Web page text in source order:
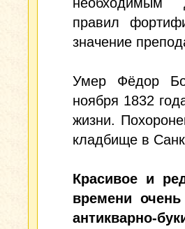
правил
значение
Умер Фёдор
ноября 1832
жизни.
кладбище в
Красивое и
времени
антикварно-